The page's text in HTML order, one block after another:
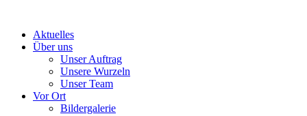
contentAktuelles
Über uns
Unser Auftrag
Unsere Wurzeln
Unser Team
Vor Ort
Bildergalerie